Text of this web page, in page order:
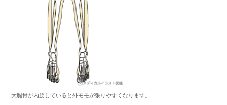
大腿骨が内旋していると外モモが張りやすくなります。